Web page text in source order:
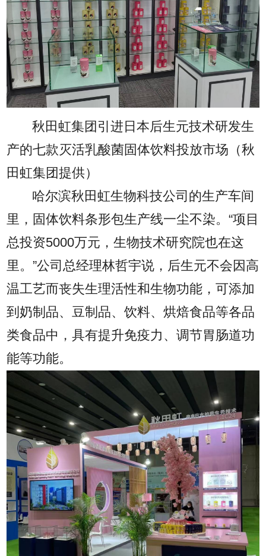
秋田虹集团引进日本后生元技术研发生
产的七款灭活乳酸菌固体饮料投放市场（秋
田虹集团提供）
哈尔滨秋田虹生物科技公司的生产车间
里，固体饮料条形包生产线一尘不染。“项目
总投资5000万元，生物技术研究院也在这
里。”公司总经理林哲宇说，后生元不会因高
温工艺而丧失生理活性和生物功能，可添加
到奶制品、豆制品、饮料、烘焙食品等各品
类食品中，具有提升免疫力、调节胃肠道功
能等功能。